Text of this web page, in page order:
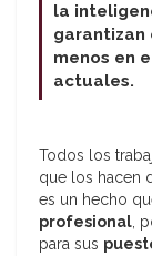
la
garantizan
menos en
actuales.
Todos los
que los hacen
es un hecho
profesional,
para sus